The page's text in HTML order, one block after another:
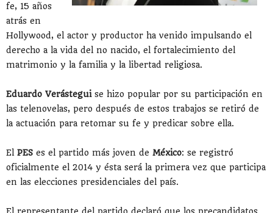
fe, 15 años
atrás en
Hollywood, el actor y productor ha venido impulsando el
derecho a la vida del no nacido, el fortalecimiento del
matrimonio y la familia y la libertad religiosa.
Eduardo Verástegui se hizo popular por su participación en
las telenovelas, pero después de estos trabajos se retiró de
la actuación para retomar su fe y predicar sobre ella.
El PES es el partido más joven de México: se registró
oficialmente el 2014 y ésta será la primera vez que participa
en las elecciones presidenciales del país.
El representante del partido declaró que los precandidatos